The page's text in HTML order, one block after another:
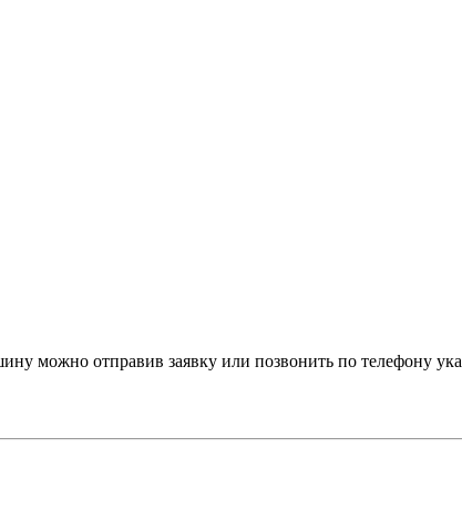
можно отправив заявку или позвонить по телефону